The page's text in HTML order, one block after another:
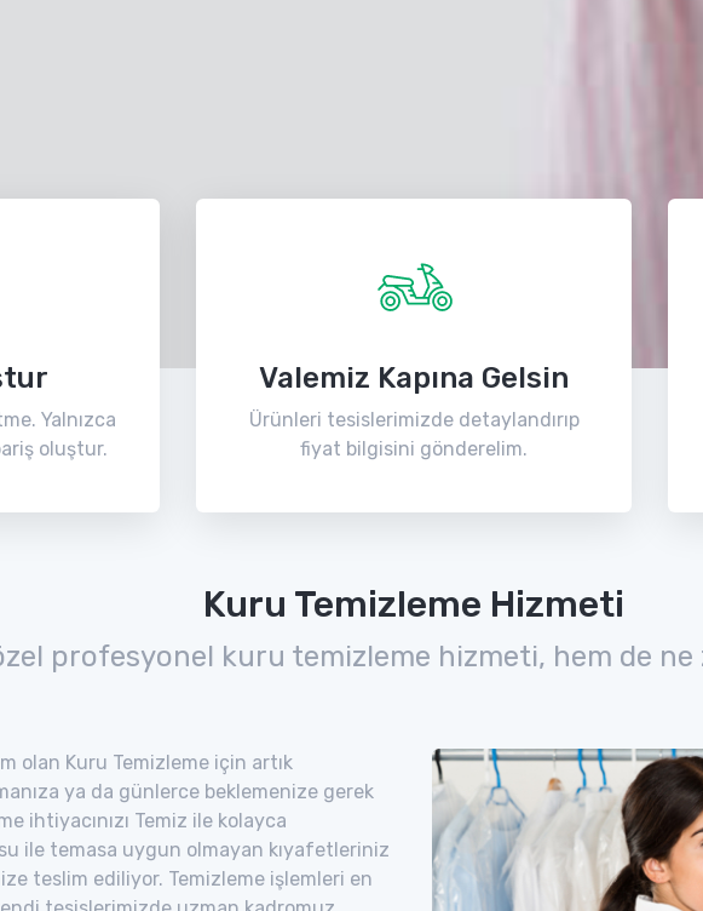
Yalnızca
oluştur.
Valemiz Kapına Gelsin
Ürünleri tesislerimizde detaylandırıp
fiyat bilgisini gönderelim.
Kuru Temizleme Hizmeti
profesyonel kuru temizleme hizmeti, hem de
olan Kuru Temizleme için artık
ya da günlerce beklemenize gerek
ihtiyacınızı Temiz ile kolayca
ile temasa uygun olmayan kıyafetleriniz
teslim ediliyor. Temizleme işlemleri en